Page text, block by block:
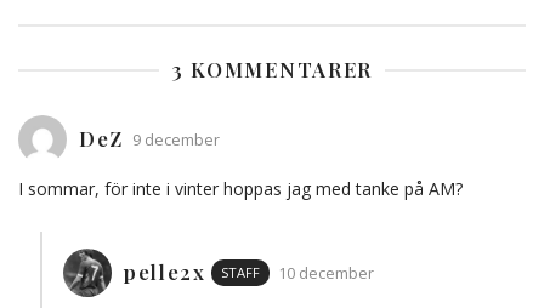
3 KOMMENTARER
DeZ 9 december
I sommar, för inte i vinter hoppas jag med tanke på AM?
pelle2x STAFF 10 december